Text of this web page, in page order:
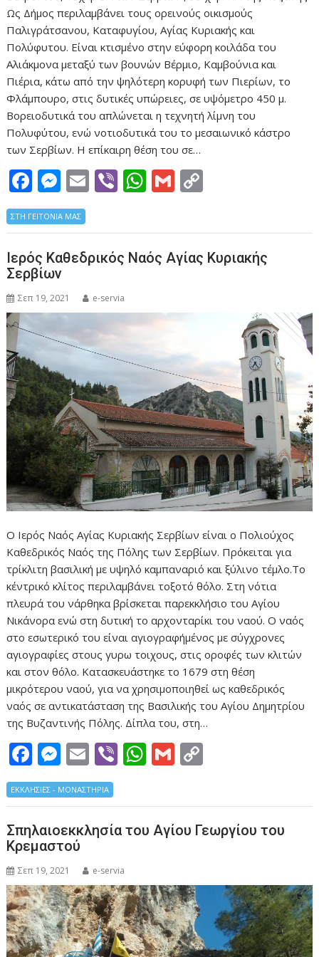
Ως Δήμος περιλαμβάνει τους ορεινούς οικισμούς
Παλιγράτσανου, Καταφυγίου, Αγίας Κυριακής και
Πολύφυτου. Eίναι κτισμένο στην εύφορη κοιλάδα του
Αλιάκμονα μεταξύ των βουνών Βέρμιο, Καμβούνια και
Πιέρια, κάτω από την ψηλότερη κορυφή των Πιερίων, το
Φλάμπουρο, στις δυτικές υπώρειες, σε υψόμετρο 450 μ.
Βορειοδυτικά του απλώνεται η τεχνητή λίμνη του
Πολυφύτου, ενώ νοτιοδυτικά του το μεσαιωνικό κάστρο
των Σερβίων. Η επίκαιρη θέση του σε…
F
ac
e
b
o
o
k
M
e
ss
e
n
g
er
E
ai
l
Vi
er
W
at
s
A
p
G
ai
l
p
y
Li
ΣΤΗ ΓΕΙΤΟΝΙΑ ΜΑΣ
Ιερός Καθεδρικός Ναός Αγίας Κυριακής
Σερβίων
Σεπ 19, 2021 e-servia
Ο Ιερός Ναός Αγίας Κυριακής Σερβίων είναι ο Πολιούχος
Καθεδρικός Ναός της Πόλης των Σερβίων. Πρόκειται για
τρίκλιτη βασιλική με υψηλό καμπαναριό και ξύλινο τέμλο.Το
κέντρικό κλίτος περιλαμβάνει τοξοτό θόλο. Στη νότια
πλευρά του νάρθηκα βρίσκεται παρεκκλήσιο του Αγίου
Νικάνορα ενώ στη δυτική το αρχονταρίκι του ναού. Ο ναός
στο εσωτερικό του είναι αγιογραφήμένος με σύγχρονες
αγιογραφίες στους γυρω τοιχους, στις οροφές των κλιτών
και στον θόλο. Κατασκευάστηκε το 1679 στη θέση
μικρότερου ναού, για να χρησιμοποιηθεί ως καθεδρικός
ναός σε αντικατάσταση της Βασιλικής του Αγίου Δημητρίου
της Βυζαντινής Πόλης. Δίπλα του, στη…
F
ac
e
b
o
o
k
M
e
ss
e
n
g
er
E
m
ai
l
Vi
er
W
at
s
A
p
G
ai
l
p
y
Li
k
ΕΚΚΛΗΣΙΕΣ - ΜΟΝΑΣΤΗΡΙΑ
Σπηλαιοεκκλησία του Αγίου Γεωργίου του
Κρεμαστού
Σεπ 19, 2021 e-servia